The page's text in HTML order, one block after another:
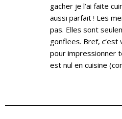
gacher je l’ai faite
aussi parfait ! Les
pas. Elles sont
gonflees. Bref,
pour impressionner
est nul en cuisine